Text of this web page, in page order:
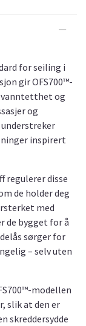
for seiling i
gir OFS700™-
vanntetthet og
og
inspirert
regulerer disse
de holder deg
med
de bygget for å
sørger for
– selv uten
modellen
slik at den er
skreddersydde